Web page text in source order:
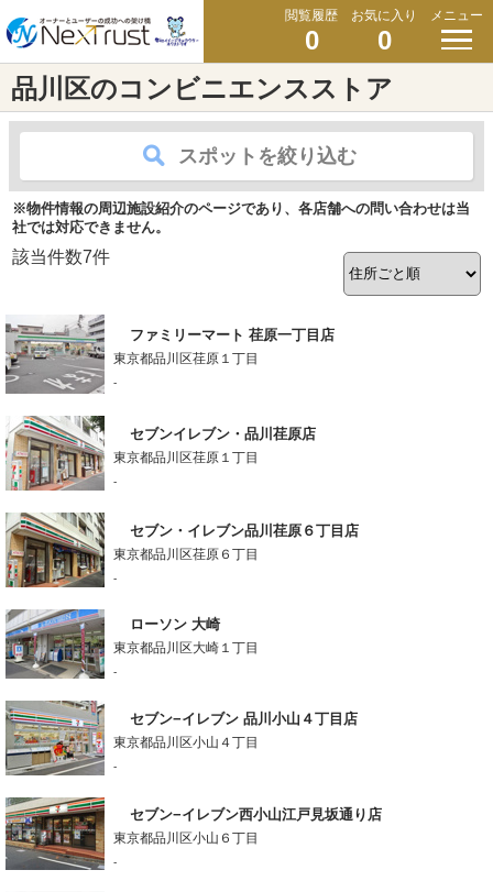
閲覧履歴
0
お気に入り
0
メニュー
品川区のコンビニエンスストア
スポットを絞り込む
※物件情報の周辺施設紹介のページであり、各店舗への問い合わせは当
社では対応できません。
該当件数7件
ファミリーマート 荏原一丁目店
東京都品川区荏原１丁目
-
セブンイレブン・品川荏原店
東京都品川区荏原１丁目
-
セブン・イレブン品川荏原６丁目店
東京都品川区荏原６丁目
-
ローソン 大崎
東京都品川区大崎１丁目
-
セブン−イレブン 品川小山４丁目店
東京都品川区小山４丁目
-
セブン−イレブン西小山江戸見坂通り店
東京都品川区小山６丁目
-